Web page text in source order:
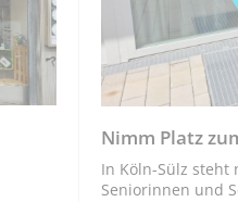
Nimm Platz
In Köln-Sülz steht
Seniorinnen und